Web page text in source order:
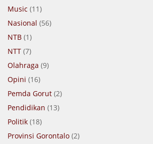
Music (11)
Nasional (56)
NTB (1)
NTT (7)
Olahraga (9)
Opini (16)
Pemda Gorut (2)
Pendidikan (13)
Politik (18)
Provinsi Gorontalo (2)